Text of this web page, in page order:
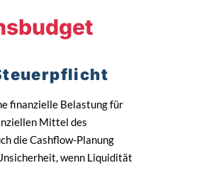
finanzielle Belastung für
Mittel des
die Cashflow-Planung
wenn Liquidität